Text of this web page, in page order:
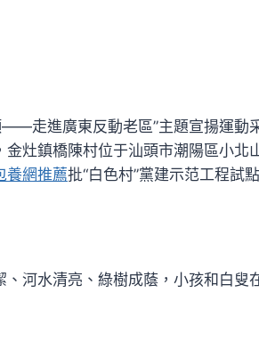
——走進廣東反動老區”主題宣揚運動
灶鎮橋陳村位于汕頭市潮陽區小北
養網推薦批“白色村”黨建示范工程試
河水清亮、綠樹成蔭，小孩和白叟